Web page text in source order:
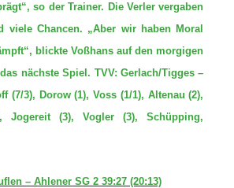
so der Trainer. Die Verler vergaben
viele Chancen. „Aber wir haben Moral
blickte Voßhans auf den morgigen
nächste Spiel. TVV: Gerlach/Tigges –
(7/3), Dorow (1), Voss (1/1), Altenau (2),
Jogereit (3), Vogler (3), Schüpping,
– Ahlener SG 2 39:27 (20:13)